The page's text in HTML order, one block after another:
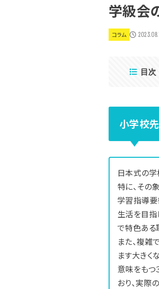
学級会
コラム
目次
小学校
日本式の学
特に、その
学習指導要
生活を目指
で特色ある
また、複
ます大きく
意味をもつ
おり、実際